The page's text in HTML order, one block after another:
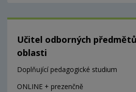
Učitel odborných
oblasti
Doplňující pedagogické studium
ONLINE + prezenčně